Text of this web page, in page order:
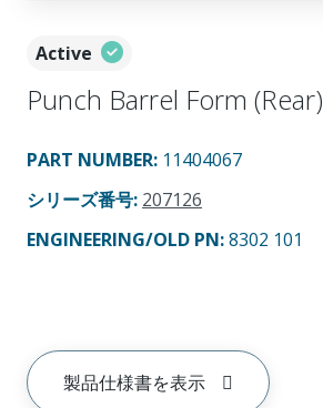
Active
Punch Barrel Form (Rear)
PART NUMBER: 11404067
シリーズ番号: 207126
ENGINEERING/OLD PN:8302 101
製品仕様書を表示